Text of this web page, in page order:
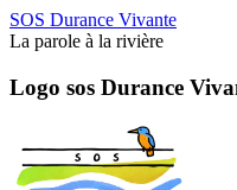
SOS Durance Vivante
La parole à la rivière
Logo sos Durance